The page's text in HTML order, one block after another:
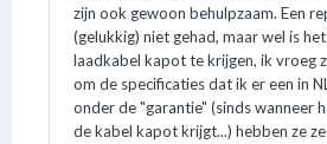
zijn ook gewoon behulpzaam. Een
(gelukkig) niet gehad, maar wel is
laadkabel kapot te krijgen, ik vroeg
om de specificaties dat ik er een in
onder de "garantie" (sinds wanneer
de kabel kapot krijgt...) hebben ze